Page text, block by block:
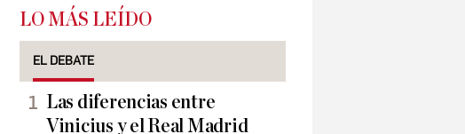
LO MÁS LEÍDO
EL DEBATE
Las diferencias entre
Vinicius y el Real Madrid